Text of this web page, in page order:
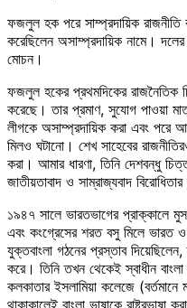
ফজলুল হক পরে সাম্প্রদায়িক
করেছিলেন অসাম্প্রদায়িক নামে।
মোচন।
ফজলুল হকের প্রথমদিকের রাজনৈতিক
করেছে। তার প্রমাণ, সুযোগ পাওয়া
লীগকে অসাম্প্রদায়িক করা এবং পরে
মিলও ঘটানো। শেখ সাহেবের
করা। আমার ধারণা, তিনি দেশবন্ধু
জাতীয়তাবাদ ও সাম্রাজ্যবাদ
১৯৪৭ সালে ভারতভাগের প্রাক্কালে
এবং কংগ্রেসের শরত বসু মিলে ভারত ও
যুক্তবাংলা গঠনের প্রস্তাব
করে। তিনি তখন থেকেই স্বাধীন
কলকাতার ইসলামিয়া কলেজে
থাকাকালেই বাংলা ভাষাকে রাষ্ট্রভাষা